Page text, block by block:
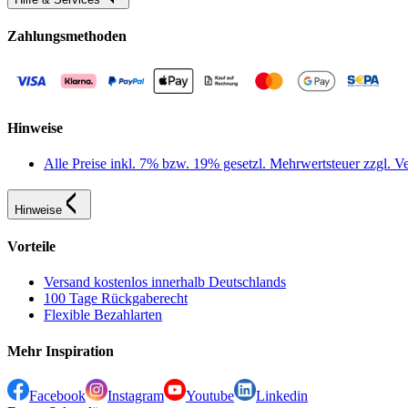
Zahlungsmethoden
Hinweise
Alle Preise inkl. 7% bzw. 19% gesetzl. Mehrwertsteuer zzgl.
Hinweise
Vorteile
Versand kostenlos innerhalb Deutschlands
100 Tage Rückgaberecht
Flexible Bezahlarten
Mehr Inspiration
Facebook Instagram Youtube
Linkedin